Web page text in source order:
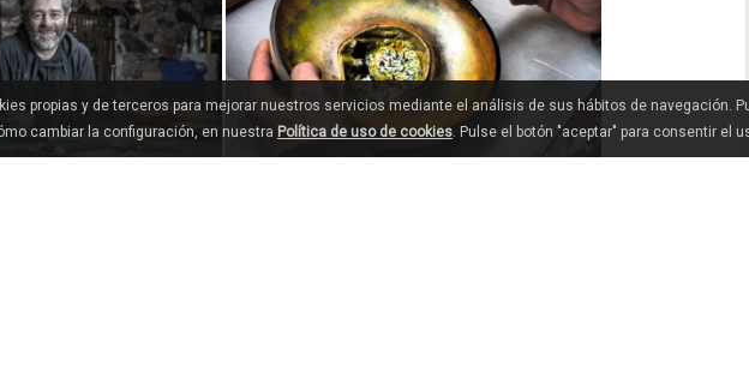
propias y de terceros para mejorar nuestros servicios mediante el análisis de sus hábitos de navegación.
cambiar la configuración, en nuestra Política de uso de cookies. Pulse el botón "aceptar" para consentir el